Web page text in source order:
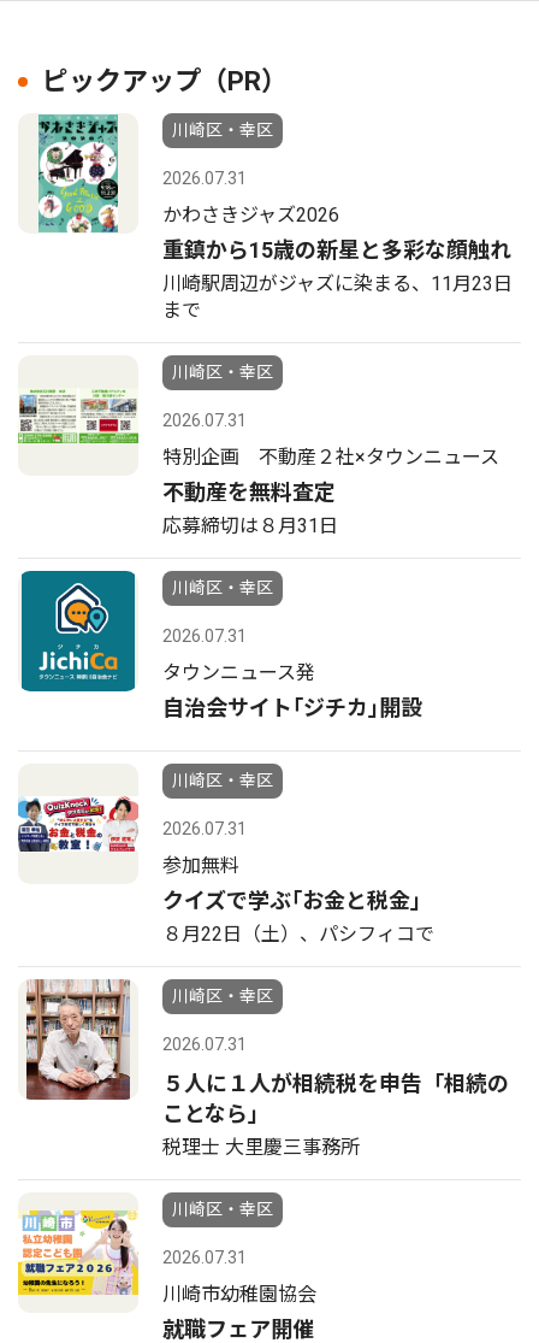
ピックアップ（PR）
川崎区・幸区
2026.07.31
かわさきジャズ2026
重鎮から15歳の新星と多彩な顔触れ
川崎駅周辺がジャズに染まる、11月23日
まで
川崎区・幸区
2026.07.31
特別企画 不動産２社×タウンニュース
不動産を無料査定
応募締切は８月31日
川崎区・幸区
2026.07.31
タウンニュース発
自治会サイト｢ジチカ｣開設
川崎区・幸区
2026.07.31
参加無料
クイズで学ぶ｢お金と税金｣
８月22日（土）、パシフィコで
川崎区・幸区
2026.07.31
５人に１人が相続税を申告「相続の
ことなら」
税理士 大里慶三事務所
川崎区・幸区
2026.07.31
川崎市幼稚園協会
就職フェア開催